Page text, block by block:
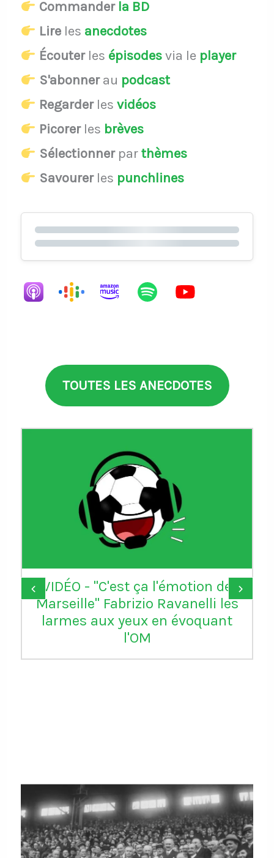
Commander la BD
Lireles anecdotes
Écouterles épisodesvia le player
S'abonnerau podcast
Regarderles vidéos
Picorerles brèves
Sélectionnerparthèmes
Savourerles punchlines
TOUTES LES ANECDOTES
VIDÉO - "C'est ça l'émotion de
Marseille" Fabrizio Ravanelli les
larmes aux yeux en évoquant
l'OM
‹ ›